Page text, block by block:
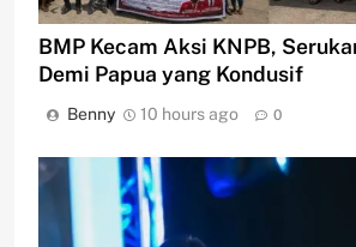
BMP Kecam Aksi KNPB,
Demi Papua yang Kondusif
Benny 10 hours ago 0